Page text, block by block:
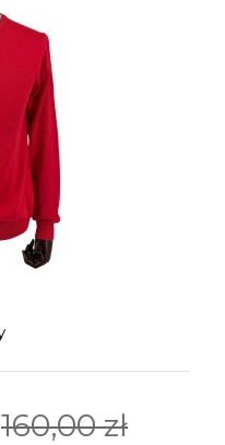
160,00 zł